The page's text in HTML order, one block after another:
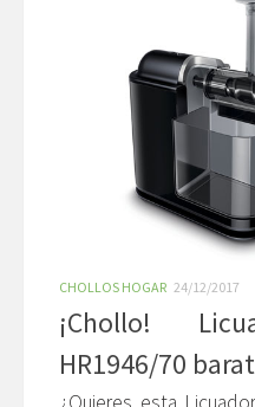
CHOLLOS HOGAR 24/12/2017
¡Chollo!
HR1946/70